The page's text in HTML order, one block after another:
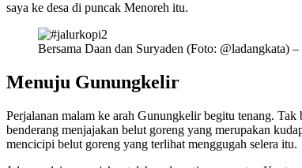
saya ke desa di puncak Menoreh itu.
Bersama Daan dan Suryaden (Foto: @ladangkata)
Menuju Gunungkelir
Perjalanan malam ke arah Gunungkelir begitu tenang.
benderang menjajakan belut goreng yang merupakan
mencicipi belut goreng yang terlihat menggugah selera itu.